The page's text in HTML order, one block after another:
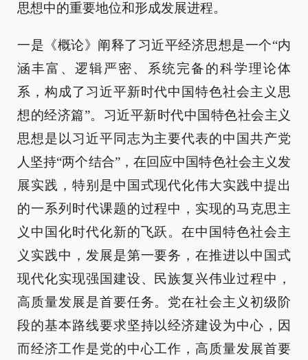
思想中的重要地位和形成发展进程。
一是《概论》阐释了习近平经济思想是一个“内
涵丰富、逻辑严密、系统完备的科学理论体
系，构成了习近平新时代中国特色社会主义思
想的经济篇”。习近平新时代中国特色社会主义
思想是以习近平同志为主要代表的中国共产党
人坚持“两个结合”，在回应中国特色社会主义发
展实践，特别是中国式现代化伟大实践中提出
的一系列时代课题的过程中，实现的马克思主
义中国化时代化新的飞跃。在中国特色社会主
义实践中，发展是第一要务，在推进以中国式
现代化实现强国建设、民族复兴伟业过程中，
高质量发展是首要任务。党在社会主义初级阶
段的基本路线要求坚持以经济建设为中心，因
而经济工作是党的中心工作，高质量发展首要